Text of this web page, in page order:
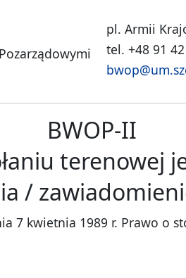
pl. Armii
tel. +48 91
BWOP-II
terenowej
/
7 kwietnia 1989 r. Prawo o